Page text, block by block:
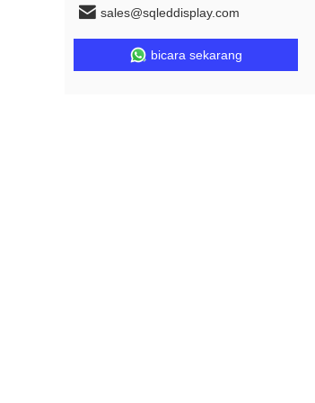
sales@sqleddisplay.com
bicara sekarang